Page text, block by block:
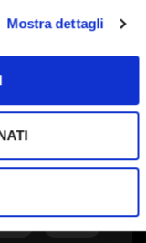
Mostra dettagli
953
954
959
974